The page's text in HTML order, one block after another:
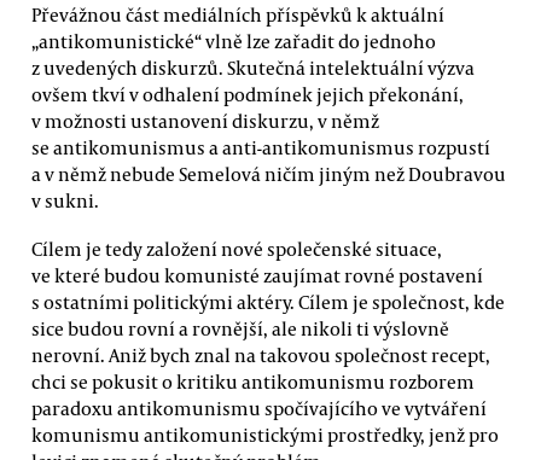
Převážnou část mediálních příspěvků k aktuální
„antikomunistické“ vlně lze zařadit do jednoho
z uvedených diskurzů. Skutečná intelektuální výzva
ovšem tkví v odhalení podmínek jejich překonání,
v možnosti ustanovení diskurzu, v němž
se antikomunismus a anti-antikomunismus rozpustí
a v němž nebude Semelová ničím jiným než Doubravou
v sukni.
Cílem je tedy založení nové společenské situace,
ve které budou komunisté zaujímat rovné postavení
s ostatními politickými aktéry. Cílem je společnost, kde
sice budou rovní a rovnější, ale nikoli ti výslovně
nerovní. Aniž bych znal na takovou společnost recept,
chci se pokusit o kritiku antikomunismu rozborem
paradoxu antikomunismu spočívajícího ve vytváření
komunismu antikomunistickými prostředky, jenž pro